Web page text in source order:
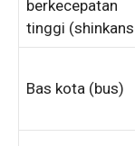
berkecepatan
tinggi
Bas kota (bus)